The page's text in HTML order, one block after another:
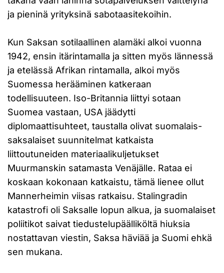
ja pieninä yrityksinä sabotaasitekoihin.
Kun Saksan sotilaallinen alamäki alkoi vuonna
1942, ensin itärintamalla ja sitten myös lännessä
ja etelässä Afrikan rintamalla, alkoi myös
Suomessa herääminen katkeraan
todellisuuteen. Iso-Britannia liittyi sotaan
Suomea vastaan, USA jäädytti
diplomaattisuhteet, taustalla olivat suomalais-
saksalaiset suunnitelmat katkaista
liittoutuneiden materiaalikuljetukset
Muurmanskin satamasta Venäjälle. Rataa ei
koskaan kokonaan katkaistu, tämä lienee ollut
Mannerheimin viisas ratkaisu. Stalingradin
katastrofi oli Saksalle lopun alkua, ja suomalaiset
poliitikot saivat tiedustelupäälliköltä hiuksia
nostattavan viestin, Saksa häviää ja Suomi ehkä
sen mukana.